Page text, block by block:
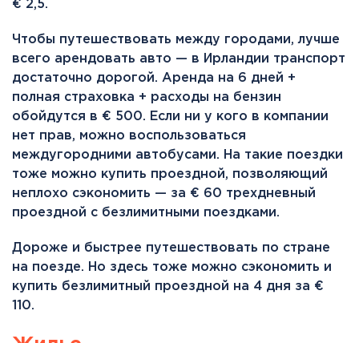
€ 2,5.
Чтобы путешествовать между городами, лучше
всего арендовать авто — в Ирландии транспорт
достаточно дорогой. Аренда на 6 дней +
полная страховка + расходы на бензин
обойдутся в € 500. Если ни у кого в компании
нет прав, можно воспользоваться
междугородними автобусами. На такие поездки
тоже можно купить проездной, позволяющий
неплохо сэкономить — за € 60 трехдневный
проездной с безлимитными поездками.
Дороже и быстрее путешествовать по стране
на поезде. Но здесь тоже можно сэкономить и
купить безлимитный проездной на 4 дня за €
110.